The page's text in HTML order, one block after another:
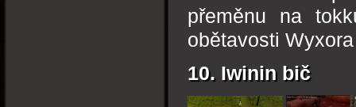
přeměnu na
obětavosti
10. Iwinin bič